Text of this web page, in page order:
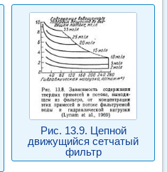
Рис. 13.9. Цепной
движущийся сетчатый
фильтр